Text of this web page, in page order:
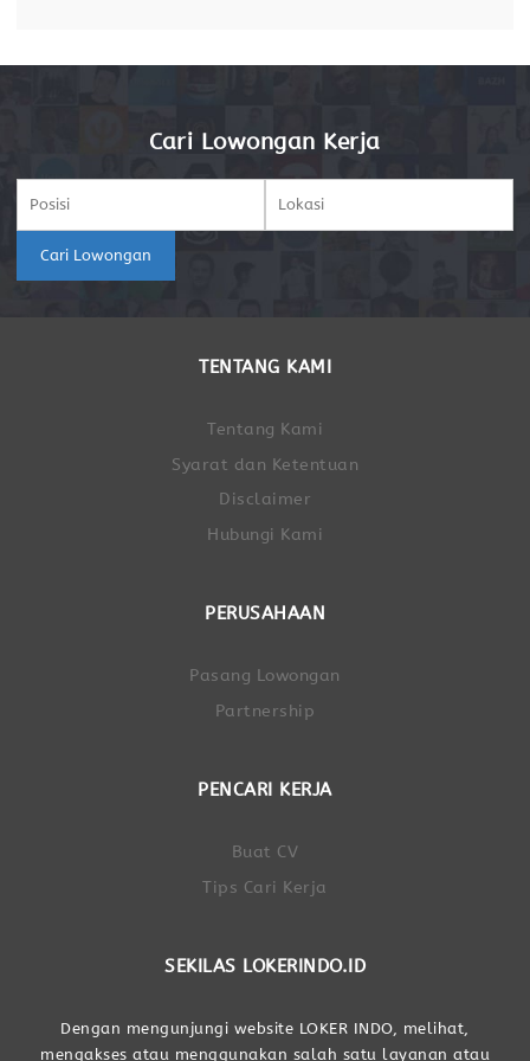
Cari Lowongan Kerja
Cari Lowongan
TENTANG KAMI
Tentang Kami
Syarat dan Ketentuan
Disclaimer
Hubungi Kami
PERUSAHAAN
Pasang Lowongan
Partnership
PENCARI KERJA
Buat CV
Tips Cari Kerja
SEKILAS LOKERINDO.ID
Dengan mengunjungi website LOKER INDO, melihat,
mengakses atau menggunakan salah satu layanan atau